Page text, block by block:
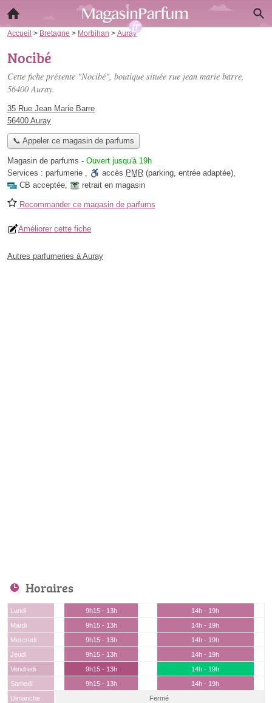
Accueil > Bretagne > Morbihan > Auray
Nocibé
Cette fiche présente "Nocibé", boutique située rue jean marie barre,
56400 Auray.
35 Rue Jean Marie Barre
56400 Auray
📞 Appeler ce magasin de parfums
Magasin de parfums - Ouvert jusqu'à 19h
Services : parfumerie , accès PMR (parking, entrée adaptée),
CB acceptée, retrait en magasin
Recommander ce magasin de parfums
Améliorer cette fiche
Autres parfumeries à Auray
Horaires
Lundi 9h15 - 13h
14h - 19h
Mardi
9h15 - 13h
14h - 19h
Mercredi
9h15 - 13h
14h - 19h
Jeudi
9h15 - 13h
14h - 19h
Vendredi
9h15 - 13h
14h - 19h
Samedi
9h15 - 13h
14h - 19h
Dimanche
Fermé